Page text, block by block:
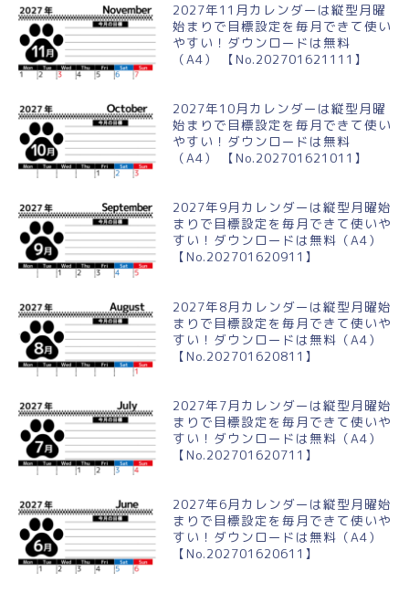
2027年11月カレンダーは縦型月曜
始まりで目標設定を毎月できて使い
やすい！ダウンロードは無料
（A4） 【No.202701621111】
2027年10月カレンダーは縦型月曜
始まりで目標設定を毎月できて使い
やすい！ダウンロードは無料
（A4） 【No.202701621011】
2027年9月カレンダーは縦型月曜始
まりで目標設定を毎月できて使いや
すい！ダウンロードは無料（A4）
【No.202701620911】
2027年8月カレンダーは縦型月曜始
まりで目標設定を毎月できて使いや
すい！ダウンロードは無料（A4）
【No.202701620811】
2027年7月カレンダーは縦型月曜始
まりで目標設定を毎月できて使いや
すい！ダウンロードは無料（A4）
【No.202701620711】
2027年6月カレンダーは縦型月曜始
まりで目標設定を毎月できて使いや
すい！ダウンロードは無料（A4）
【No.202701620611】